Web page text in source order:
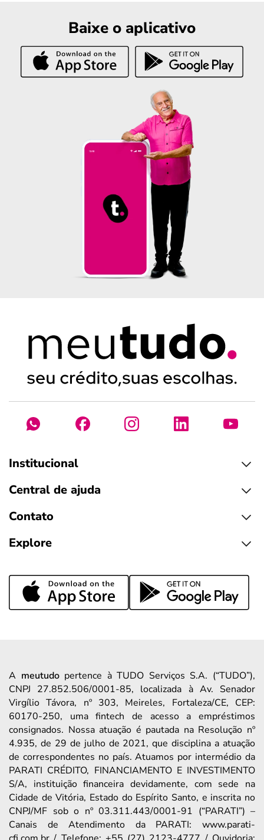
Baixe o aplicativo
Institucional
Central de ajuda
Contato
Explore
A meutudopertence à TUDO Serviços S.A. (“TUDO”),
CNPJ 27.852.506/0001-85, localizada à Av. Senador
Virgílio Távora, nº 303, Meireles, Fortaleza/CE, CEP:
60170-250, uma fintech de acesso a empréstimos
consignados. Nossa atuação é pautada na Resolução nº
4.935, de 29 de julho de 2021, que disciplina a atuação
de correspondentes no país. Atuamos por intermédio da
PARATI CRÉDITO, FINANCIAMENTO E INVESTIMENTO
S/A, instituição financeira devidamente, com sede na
Cidade de Vitória, Estado do Espírito Santo, e inscrita no
CNPJ/MF sob o nº 03.311.443/0001-91 (“PARATI”) –
Canais de Atendimento da PARATI: www.parati-